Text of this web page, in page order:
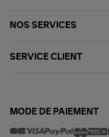
NOS SERVICES
SERVICE CLIENT
MODE DE PAIEMENT